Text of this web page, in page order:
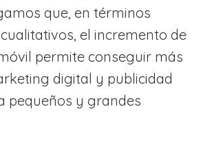
que, en términos
el incremento de
permite conseguir más
digital y publicidad
pequeños y grandes